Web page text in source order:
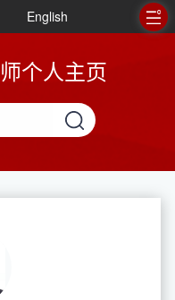
English
个人主页